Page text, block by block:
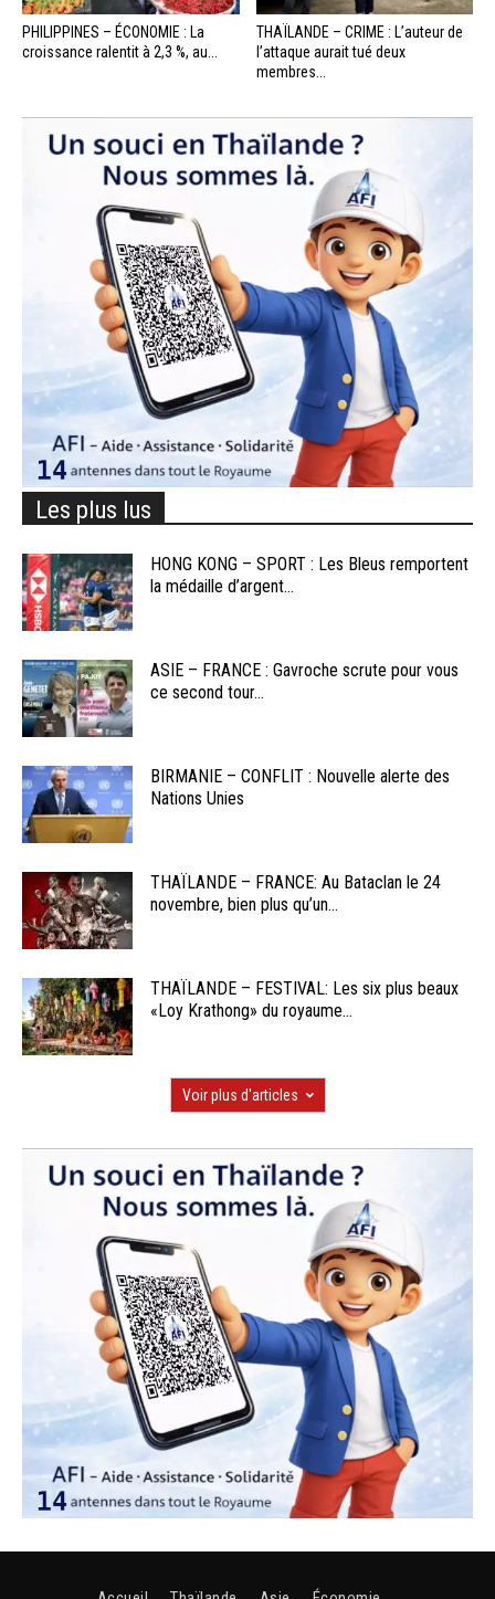
PHILIPPINES – ÉCONOMIE : La
croissance ralentit à 2,3 %, au...
THAÏLANDE – CRIME : L’auteur de
l’attaque aurait tué deux
membres...
Les plus lus
HONG KONG – SPORT : Les Bleus remportent
la médaille d’argent...
ASIE – FRANCE : Gavroche scrute pour vous
ce second tour...
BIRMANIE – CONFLIT : Nouvelle alerte des
Nations Unies
THAÏLANDE – FRANCE: Au Bataclan le 24
novembre, bien plus qu’un...
THAÏLANDE – FESTIVAL: Les six plus beaux
«Loy Krathong» du royaume...
Voir plus d'articles